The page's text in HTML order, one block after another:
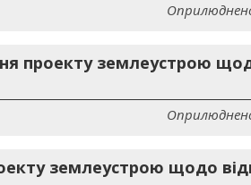
проекту землеустрою
землеустрою щодо